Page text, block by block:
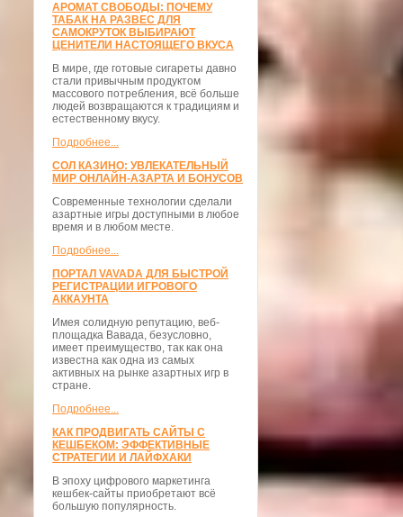
АРОМАТ СВОБОДЫ: ПОЧЕМУ
ТАБАК НА РАЗВЕС ДЛЯ
САМОКРУТОК ВЫБИРАЮТ
ЦЕНИТЕЛИ НАСТОЯЩЕГО ВКУСА
В мире, где готовые сигареты давно
стали привычным продуктом
массового потребления, всё больше
людей возвращаются к традициям и
естественному вкусу.
Подробнее...
СОЛ КАЗИНО: УВЛЕКАТЕЛЬНЫЙ
МИР ОНЛАЙН-АЗАРТА И БОНУСОВ
Современные технологии сделали
азартные игры доступными в любое
время и в любом месте.
Подробнее...
ПОРТАЛ VAVADA ДЛЯ БЫСТРОЙ
РЕГИСТРАЦИИ ИГРОВОГО
АККАУНТА
Имея солидную репутацию, веб-
площадка Вавада, безусловно,
имеет преимущество, так как она
известна как одна из самых
активных на рынке азартных игр в
стране.
Подробнее...
КАК ПРОДВИГАТЬ САЙТЫ С
КЕШБЕКОМ: ЭФФЕКТИВНЫЕ
СТРАТЕГИИ И ЛАЙФХАКИ
В эпоху цифрового маркетинга
кешбек-сайты приобретают всё
большую популярность.